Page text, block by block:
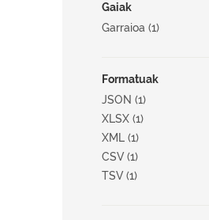
Gaiak
Garraioa (1)
Formatuak
JSON (1)
XLSX (1)
XML (1)
CSV (1)
TSV (1)